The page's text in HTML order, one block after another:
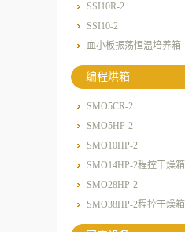
SSI10R-2
SSI10-2
血小板振荡恒温培养箱
编程烘箱
SMO5CR-2
SMO5HP-2
SMO10HP-2
SMO14HP-2程控干燥箱
SMO28HP-2
SMO38HP-2程控干燥箱